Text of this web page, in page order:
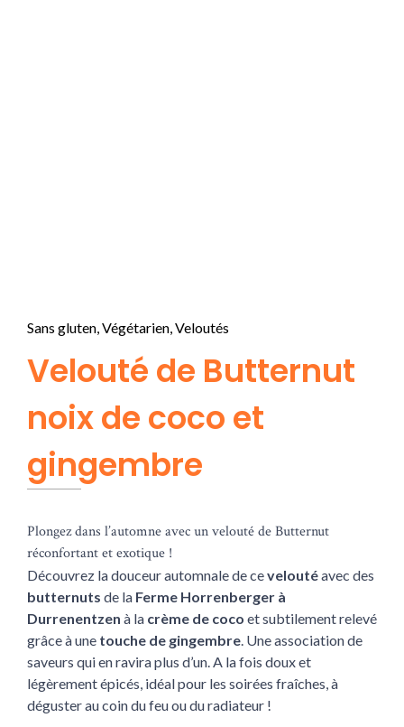
Sans gluten,Végétarien,Veloutés
Velouté de Butternut
noix de coco et
gingembre
Plongez dans l’automne avec un velouté de Butternut
réconfortant et exotique !
Découvrez la douceur automnale de ceveloutéavec des
butternuts de la Ferme Horrenberger à
Durrenentzen à la crème de coco et subtilement relevé
grâce à une touche de gingembre. Une association de
saveurs qui en ravira plus d’un. A la fois doux et
légèrement épicés, idéal pour les soirées fraîches, à
déguster au coin du feu ou du radiateur !